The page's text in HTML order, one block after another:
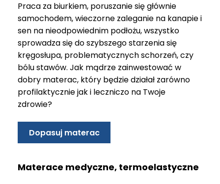
Praca za biurkiem, poruszanie się głównie
samochodem, wieczorne zaleganie na kanapie i
sen na nieodpowiednim podłożu, wszystko
sprowadza się do szybszego starzenia się
kręgosłupa, problematycznych schorzeń, czy
bólu stawów. Jak mądrze zainwestować w
dobry materac, który będzie działał zarówno
profilaktycznie jak i leczniczo na Twoje
zdrowie?
Dopasuj materac
Materace medyczne, termoelastyczne